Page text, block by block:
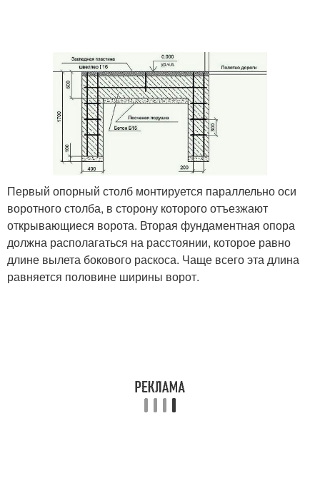
Первый опорный столб монтируется параллельно оси
воротного столба, в сторону которого отъезжают
открывающиеся ворота. Вторая фундаментная опора
должна располагаться на расстоянии, которое равно
длине вылета бокового раскоса. Чаще всего эта длина
равняется половине ширины ворот.